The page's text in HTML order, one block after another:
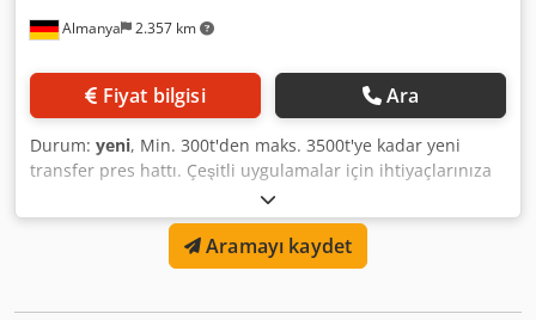
Almanya 2.357 km
Fiyat bilgisi Ara
Durum: yeni, Min. 300t'den maks. 3500t'ye kadar yeni
transfer pres hattı. Çeşitli uygulamalar için ihtiyaçlarınıza
özel olarak uyarlanmış yeni mekanik ve hidrolik presler
sunuyoruz. İhtiyaçlarınızı bize bildirin, kurulum ve servis
ile birlikte cazip bir teklif sunalım. ISGEC son yıllarda
Tayland, Endonezya, Vietnam, ABD, Almanya, İspanya,
Aramayı kaydet